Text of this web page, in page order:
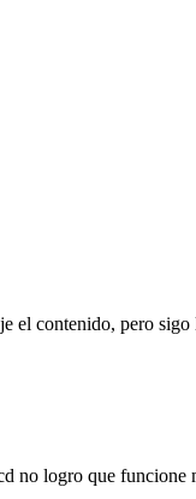
el contenido, pero
no logro que funcione